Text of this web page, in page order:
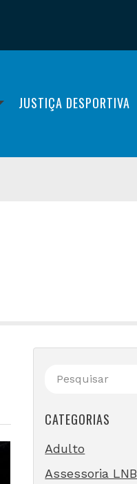
JUSTIÇA DESPORTIVA
CATEGORIAS
Adulto
Assessoria LNB